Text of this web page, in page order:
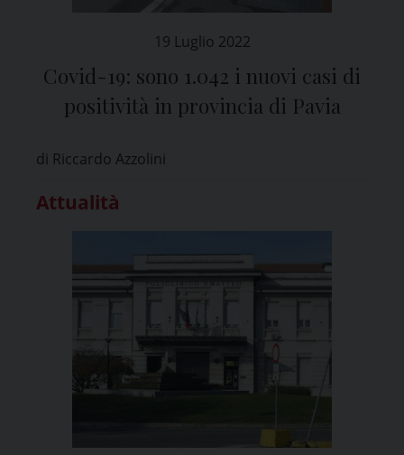
19 Luglio 2022
Covid-19: sono 1.042 i nuovi casi di
positività in provincia di Pavia
di Riccardo Azzolini
Attualità